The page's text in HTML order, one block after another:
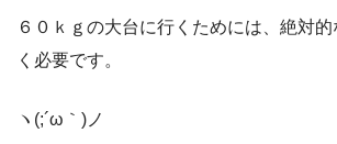
６０ｋｇの大台に行くためには、絶対
く必要です。
ヽ(;´ω｀)ノ